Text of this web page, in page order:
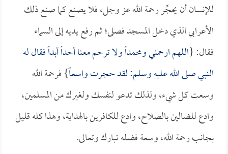
للإنسان أن يحجِّر رحمة الله عز وجل، فلا يصنع كما صنع ذلك
الأعرابي الذي دخل المسجد فصلى؛ ثم رفع يديه إلى السماء
فقال: {اللهم ارحمني ومحمداً ولا ترحم معنا أحداً أبداً فقال له
النبي صلى الله عليه وسلم: لقد حجرت واسعاً} فرحمة الله
وسعت كل شيء، ولذلك تدعو لنفسك ولغيرك من المسلمين،
وادع للضالين بالصلاح، وادع للكافرين بالهداية، وهذا كله قليل
بجانب رحمة الله، وسعة فضله تبارك وتعالى.